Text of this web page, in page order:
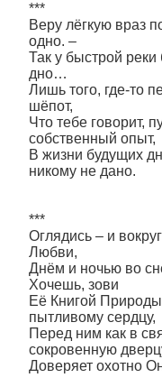
***
Веру лёгкую враз
одно. –
Так у быстрой реки
дно…
Лишь того, где-то
шёпот,
Что тебе говорит,
собственный опыт,
В жизни будущих
никому не дано.
***
Оглядись – и
Любви,
Днём и ночью во
Хочешь, зови
Её Книгой
пытливому сердцу,
Перед ним как в
сокровенную
Доверяет охотно